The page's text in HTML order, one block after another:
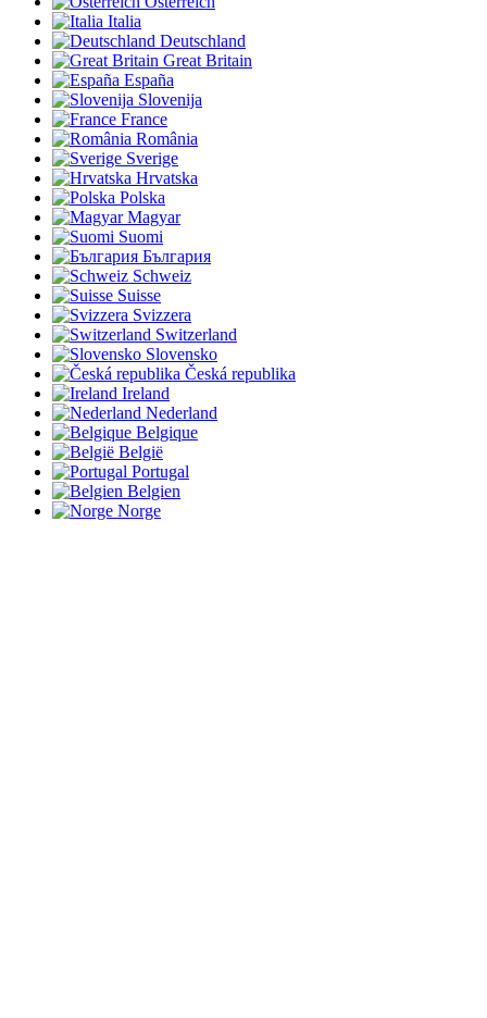
Italia
Deutschland
Great Britain
España
Slovenija
France
România
Sverige
Hrvatska
Polska
Magyar
Suomi
България
Schweiz
Suisse
Svizzera
Switzerland
Slovensko
Česká republika
Ireland
Nederland
Belgique
België
Portugal
Belgien
Norge